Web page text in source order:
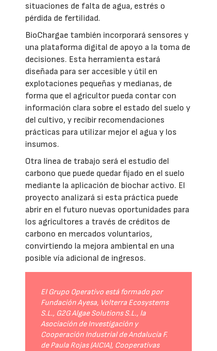
situaciones de falta de agua, estrés o
pérdida de fertilidad.
BioChargae también incorporará sensores y
una plataforma digital de apoyo a la toma de
decisiones. Esta herramienta estará
diseñada para ser accesible y útil en
explotaciones pequeñas y medianas, de
forma que el agricultor pueda contar con
información clara sobre el estado del suelo y
del cultivo, y recibir recomendaciones
prácticas para utilizar mejor el agua y los
insumos.
Otra línea de trabajo será el estudio del
carbono que puede quedar fijado en el suelo
mediante la aplicación de biochar activo. El
proyecto analizará si esta práctica puede
abrir en el futuro nuevas oportunidades para
los agricultores a través de créditos de
carbono en mercados voluntarios,
convirtiendo la mejora ambiental en una
posible vía adicional de ingresos.
El Grupo Operativo está formado por
Fundación Ayesa, Volterra Ecosystems
S.L., G2G Algae Solutions S.L., la
Asociación de Investigación y
Cooperación Industrial de Andalucía F.
de Paula Rojas (AICIA), Cooperativas